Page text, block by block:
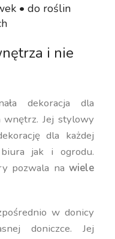
• do roślin
i nie
dekoracja dla
wnętrz. Jej stylowy
dla każdej
jak i ogrodu.
pozwala na wiele
w donicy
doniczce. Jej